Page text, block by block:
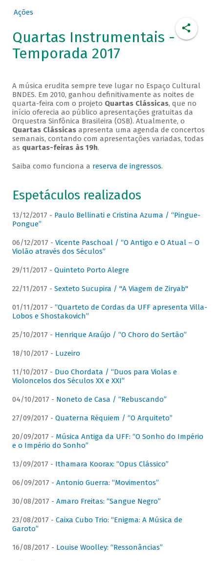
Ações
Quartas Instrumentais -
Temporada 2017
A música erudita sempre teve lugar no Espaço Cultural
BNDES. Em 2010, ganhou definitivamente as noites de
quarta-feira com o projeto Quartas Clássicas, que no
início oferecia ao público apresentações gratuitas da
Orquestra Sinfônica Brasileira (OSB). Atualmente, o
Quartas Clássicasapresenta uma agenda de concertos
semanais, contando com apresentações variadas, todas
as quartas-feiras às 19h.
Saiba como funciona a reserva de ingressos.
Espetáculos realizados
13/12/2017 - Paulo Bellinati e Cristina Azuma / “Pingue-
Pongue”
06/12/2017 - Vicente Paschoal / “O Antigo e O Atual – O
Violão através dos Séculos”
29/11/2017 - Quinteto Porto Alegre
22/11/2017 - Sexteto Sucupira / "A Viagem de Ziryab"
01/11/2017 - “Quarteto de Cordas da UFF apresenta Villa-
Lobos e Shostakovich”
25/10/2017 - Henrique Araújo / “O Choro do Sertão”
18/10/2017 - Luzeiro
11/10/2017 - Duo Chordata / “Duos para Violas e
Violoncelos dos Séculos XX e XXI”
04/10/2017 - Noneto de Casa / “Rebuscando”
27/09/2017 - Quaterna Réquiem / “O Arquiteto”
20/09/2017 - Música Antiga da UFF: “O Sonho do Império
e o Império do Sonho”
13/09/2017 - Ithamara Koorax: “Opus Clássico”
06/09/2017 - Antonio Guerra: “Movimentos”
30/08/2017 - Amaro Freitas: “Sangue Negro”
23/08/2017 - Caixa Cubo Trio: “Enigma: A Música de
Garoto”
16/08/2017 - Louise Woolley: “Ressonâncias”